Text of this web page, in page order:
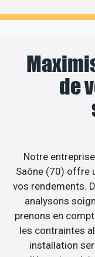
de
Notre
Saône (70) offre
vos rendements.
analysons
prenons en
les contraintes
installation